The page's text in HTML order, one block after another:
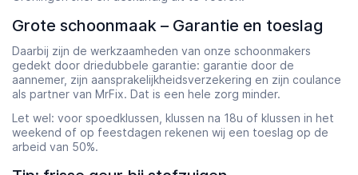
Grote schoonmaak – Garantie en toeslag
Daarbij zijn de werkzaamheden van onze schoonmakers
gedekt door driedubbele garantie: garantie door de
aannemer, zijn aansprakelijkheidsverzekering en zijn coulance
als partner van MrFix. Dat is een hele zorg minder.
Let wel: voor spoedklussen, klussen na 18u of klussen in het
weekend of op feestdagen rekenen wij een toeslag op de
arbeid van 50%.